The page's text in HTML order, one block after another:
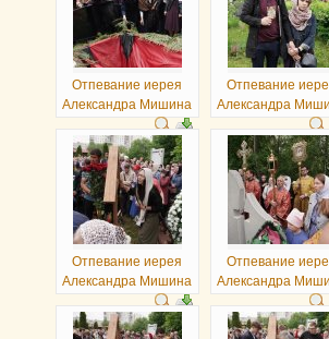
Отпевание иерея
Александра Мишина
Отпевание
Александра
Отпевание иерея
Александра Мишина
Отпевание
Александра